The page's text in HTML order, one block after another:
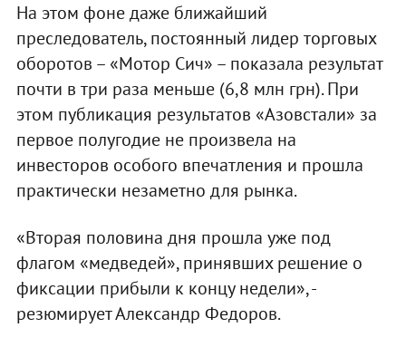
На этом фоне даже ближайший
преследователь, постоянный лидер торговых
оборотов – «Мотор Сич» – показала результат
почти в три раза меньше (6,8 млн грн). При
этом публикация результатов «Азовстали» за
первое полугодие не произвела на
инвесторов особого впечатления и прошла
практически незаметно для рынка.
«Вторая половина дня прошла уже под
флагом «медведей», принявших решение о
фиксации прибыли к концу недели», -
резюмирует Александр Федоров.